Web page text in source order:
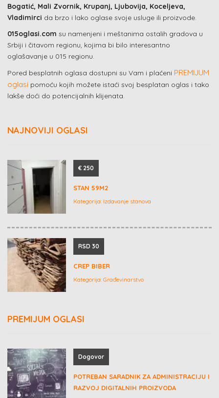
Bogatić, Mali Zvornik, Krupanj, Ljubovija, Koceljeva,
Vladimirci da brzo i lako oglase svoje usluge ili proizvode.
015oglasi.com su namenjeni i meštanima ostalih gradova u
Srbiji i čitavom regionu, kojima bi bilo interesantno
oglašavanje u 015 regionu.
Pored besplatnih oglasa dostupni su Vam i plaćeni PREMIJUM
oglasi pomoću kojih možete istaći svoj besplatan oglas i tako
lakše doći do potencijalnih klijenata.
NAJNOVIJI OGLASI
€ 250
STAN 59M2
Kategorija: Izdavanje stanova
RSD 30
CREP BIBER
Kategorija: Građevinarstvo
PREMIJUM OGLASI
Dogovor
POTREBAN SARADNIK ZA ADMINISTRACIJU I
RAZVOJ DIGITALNIH PROIZVODA